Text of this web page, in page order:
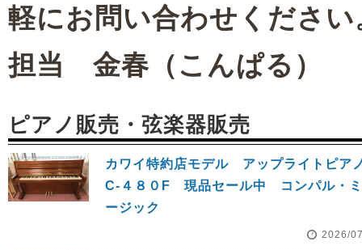
軽にお問い合わせください
担当 金春（こんぱる）
ピアノ販売・弦楽器販売
カワイ特約店モデル アップライトピ
C‐４８０F 現品セール中 コンパル・
ージック
2026/